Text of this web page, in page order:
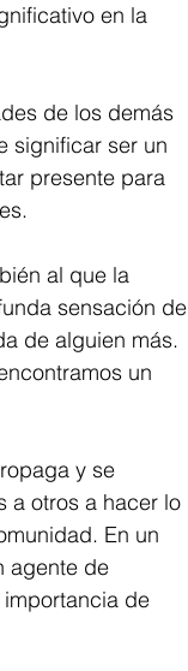
en la
de los demás
significar ser un
presente para
al que la
sensación de
de alguien más.
un
y se
a otros a hacer lo
En un
agente de
de